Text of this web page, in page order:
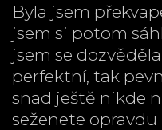
Byla jsem
jsem si potom
jsem se
perfektní, tak
snad ještě nikde
seženete